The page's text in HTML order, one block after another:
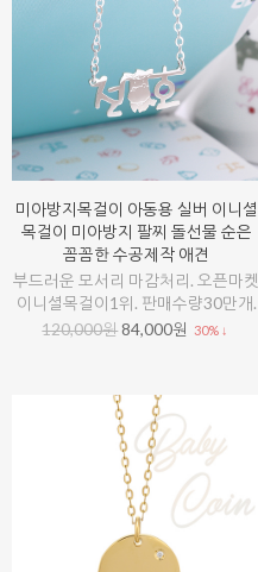
미아방지목걸이 아동용 실버 이니셜
목걸이 미아방지 팔찌 돌선물 순은
꼼꼼한 수공제작 애견
부드러운 모서리 마감처리. 오픈마켓
이니셜목걸이1위. 판매수량30만개.
120,000원 84,000원 30% ↓